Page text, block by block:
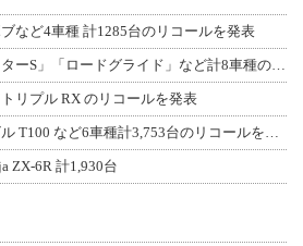
など4車種 計1285台のリコールを発表
リプル RX のリコールを発表
ZX-6R 計1,930台